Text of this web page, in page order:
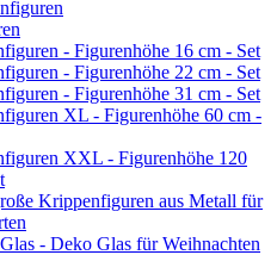
- Figurenhöhe 16 cm - Set
- Figurenhöhe 22 cm - Set
- Figurenhöhe 31 cm - Set
XL - Figurenhöhe 60 cm -
XXL - Figurenhöhe 120
Krippenfiguren aus Metall für
- Deko Glas für Weihnachten